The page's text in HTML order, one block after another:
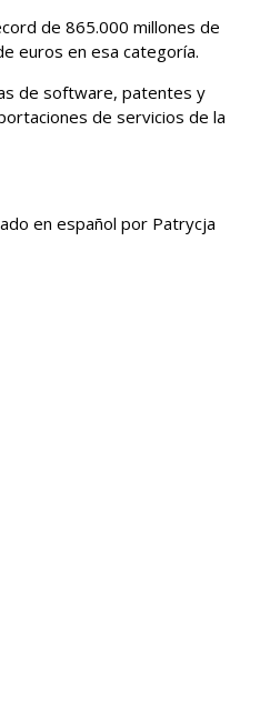
‌de 865.000 millones de
euros en esa categoría.
de software, patentes y
‌de servicios de la
en español por Patrycja